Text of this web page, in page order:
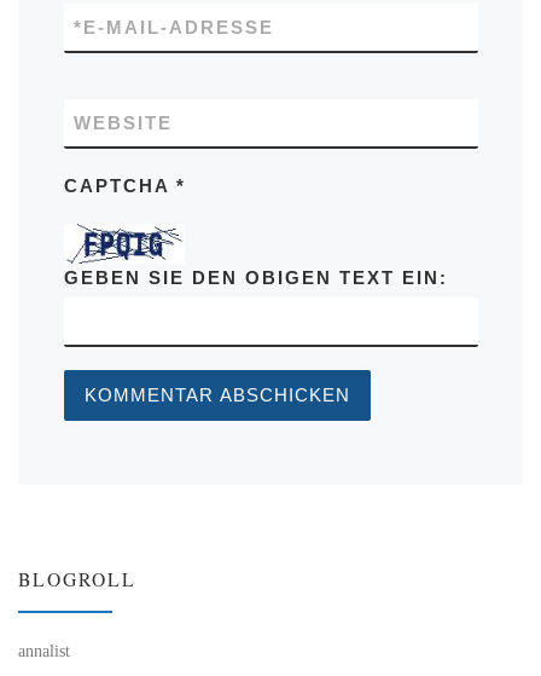
E-MAIL-ADRESSE
*
WEBSITE
CAPTCHA *
GEBEN SIE DEN OBIGEN TEXT EIN:
BLOGROLL
annalist